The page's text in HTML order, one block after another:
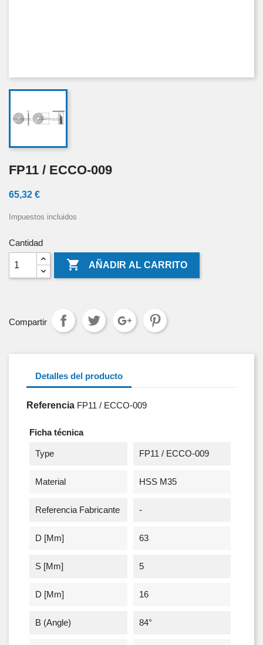
FP11 / ECCO-009
65,32 €
Impuestos incluidos
Cantidad
 AÑADIR AL CARRITO
Compartir
Detalles del producto
Referencia FP11 / ECCO-009
Ficha técnica
Type FP11 / ECCO-009
Material HSS M35
Referencia Fabricante -
D [mm] 63
S [mm] 5
D [mm] 16
Β (angle) 84°